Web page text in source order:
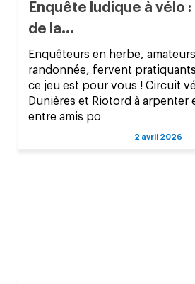
Enquête ludique à vélo
de la...
Enquêteurs en herbe,
randonnée, fervent pratiquants
ce jeu est pour vous ! Circuit
Dunières et Riotord à arpenter
entre amis po
2 avril 2026